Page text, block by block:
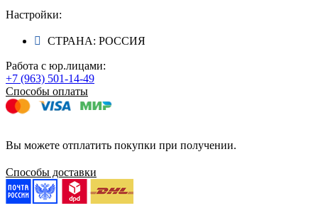
Настройки:
СТРАНА: РОССИЯ
Работа с юр.лицами:
+7 (963) 501-14-49
Способы оплаты
Вы можете отплатить покупки при получении.
Способы доставки